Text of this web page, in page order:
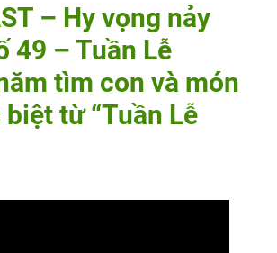
– Hy vọng nảy
49 – Tuần Lễ
tìm con và món
từ “Tuần Lễ